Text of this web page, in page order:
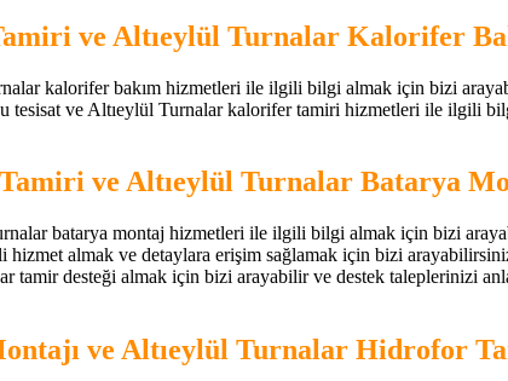
ve Altıeylül Turnalar Kalorifer
kalorifer bakım hizmetleri ile ilgili bilgi almak için bizi
tesisat ve Altıeylül Turnalar kalorifer tamiri hizmetleri ile ilgili
ve Altıeylül Turnalar Batarya
batarya montaj hizmetleri ile ilgili bilgi almak için bizi
hizmet almak ve detaylara erişim sağlamak için bizi
tamir desteği almak için bizi arayabilir ve destek taleplerinizi
ve Altıeylül Turnalar Hidrofor